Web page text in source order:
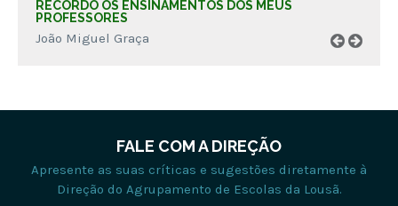
RECORDO OS ENSINAMENTOS DOS MEUS
PROFESSORES
João Miguel Graça
FALE COM A DIREÇÃO
Apresente as suas críticas e sugestões diretamente à
Direção do Agrupamento de Escolas da Lousã.